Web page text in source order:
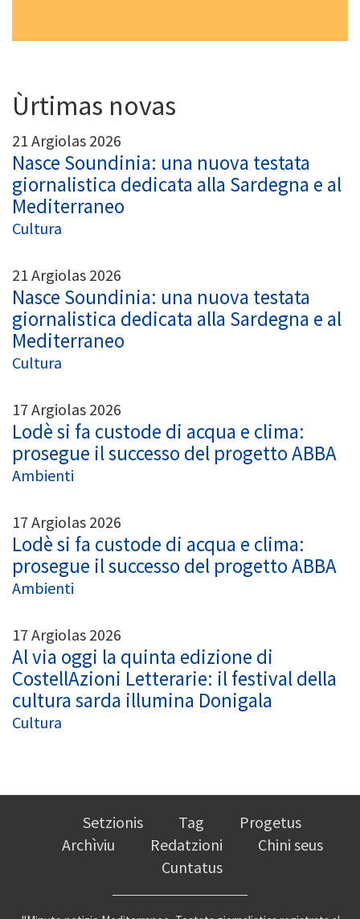
Ùrtimas novas
21 Argiolas 2026
Nasce Soundinia: una nuova testata
giornalistica dedicata alla Sardegna e al
Mediterraneo
Cultura
21 Argiolas 2026
Nasce Soundinia: una nuova testata
giornalistica dedicata alla Sardegna e al
Mediterraneo
Cultura
17 Argiolas 2026
Lodè si fa custode di acqua e clima:
prosegue il successo del progetto ABBA
Ambienti
17 Argiolas 2026
Lodè si fa custode di acqua e clima:
prosegue il successo del progetto ABBA
Ambienti
17 Argiolas 2026
Al via oggi la quinta edizione di
CostellAzioni Letterarie: il festival della
cultura sarda illumina Donigala
Cultura
Setzionis Tag
Progetus
Archìviu
Redatzioni
Chini seus
Cuntatus